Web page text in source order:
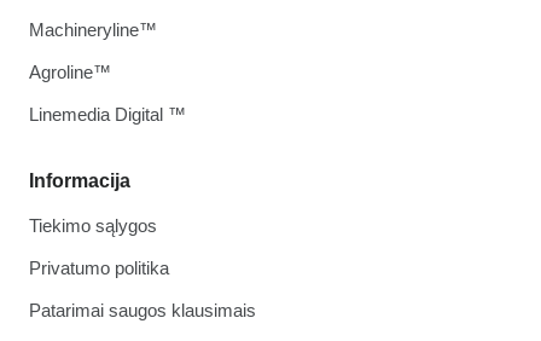
Informacija
Tiekimo sąlygos
Privatumo politika
Patarimai saugos klausimais
Machineryline™
Agroline™
Linemedia Digital ™